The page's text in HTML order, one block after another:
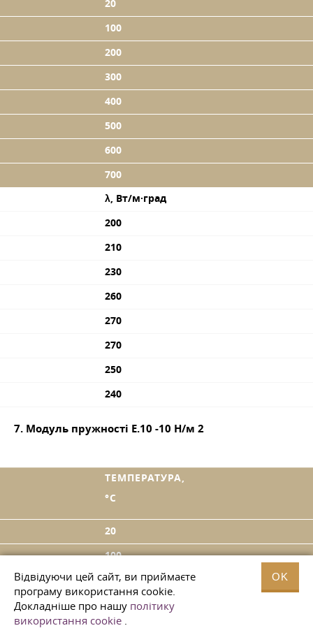
Відвідуючи цей сайт, ви приймаєте
програму використання cookie.
Докладніше про нашу політику
використання cookie .
OK
20
100
200
300
400
500
600
700
λ, Вт/м·град
200
210
230
260
270
270
250
240
7. Модуль пружності Е.10 -10 Н/м 2
ТЕМПЕРАТУРА,
°C
20
100
200
300
400